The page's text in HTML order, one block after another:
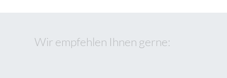
Wir empfehlen Ihnen gerne: